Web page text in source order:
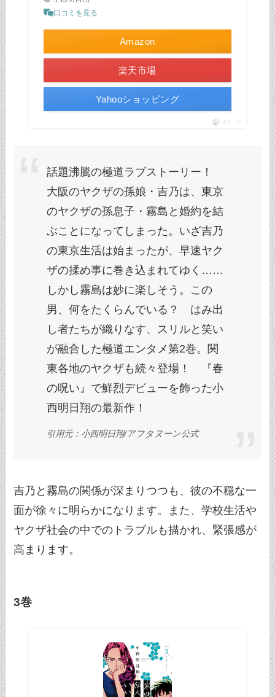
口コミを見る
Amazon
楽天市場
Yahooショッピング
ポチップ
話題沸騰の極道ラブストーリー！
大阪のヤクザの孫娘・吉乃は、東京
のヤクザの孫息子・霧島と婚約を結
ぶことになってしまった。いざ吉乃
の東京生活は始まったが、早速ヤク
ザの揉め事に巻き込まれてゆく……
しかし霧島は妙に楽しそう。この
男、何をたくらんでいる？ はみ出
し者たちが織りなす、スリルと笑い
が融合した極道エンタメ第2巻。関
東各地のヤクザも続々登場！ 『春
の呪い』で鮮烈デビューを飾った小
西明日翔の最新作！
引用元：小西明日翔/アフタヌーン公式
吉乃と霧島の関係が深まりつつも、彼の不穏な一
面が徐々に明らかになります。また、学校生活や
ヤクザ社会の中でのトラブルも描かれ、緊張感が
高まります。
3巻